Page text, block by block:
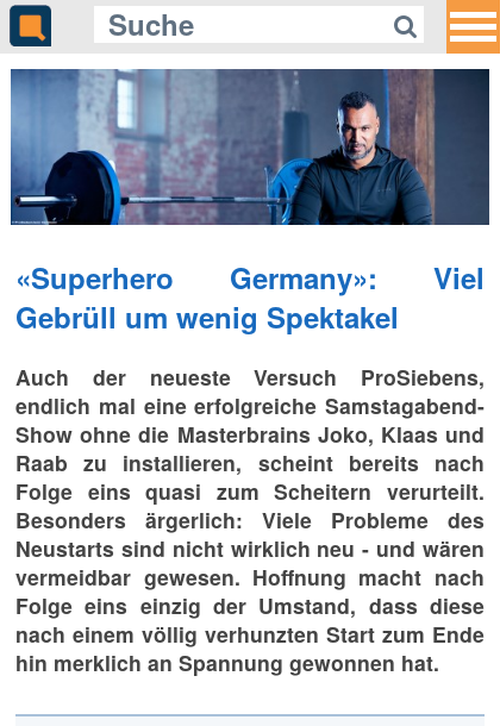
«Superhero Germany»: Viel
Gebrüll um wenig Spektakel
Auch der neueste Versuch ProSiebens,
endlich mal eine erfolgreiche Samstagabend-
Show ohne die Masterbrains Joko, Klaas und
Raab zu installieren, scheint bereits nach
Folge eins quasi zum Scheitern verurteilt.
Besonders ärgerlich: Viele Probleme des
Neustarts sind nicht wirklich neu - und wären
vermeidbar gewesen. Hoffnung macht nach
Folge eins einzig der Umstand, dass diese
nach einem völlig verhunzten Start zum Ende
hin merklich an Spannung gewonnen hat.